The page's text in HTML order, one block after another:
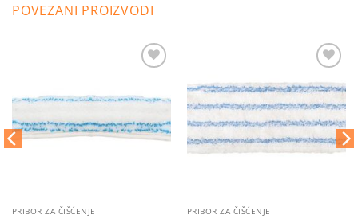
POVEZANI PROIZVODI
listu
PRIBOR ZA ČIŠĆENJE
na
listu
želja
PRIBOR ZA ČIŠĆENJE